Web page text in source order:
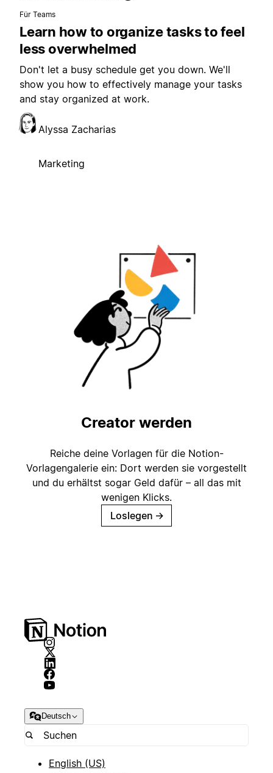
Für Teams
Learn how to organize tasks to feel
less overwhelmed
Don't let a busy schedule get you down. We'll
show you how to effectively manage your tasks
and stay organized at work.
Alyssa Zacharias
Marketing
Creator werden
Reiche deine Vorlagen für die Notion-
Vorlagengalerie ein: Dort werden sie vorgestellt
und du erhältst sogar Geld dafür – all das mit
wenigen Klicks.
Loslegen →
Deutsch
English (US)